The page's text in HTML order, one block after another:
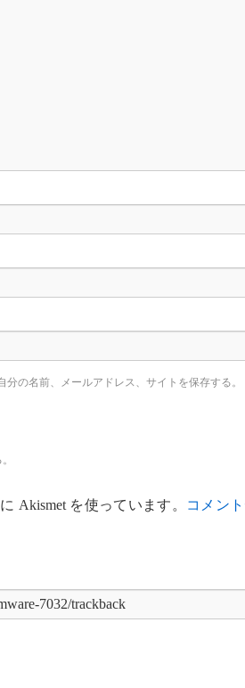
の名前、メールアドレス、サイトを保存する。
Akismet を使っています。
コメン